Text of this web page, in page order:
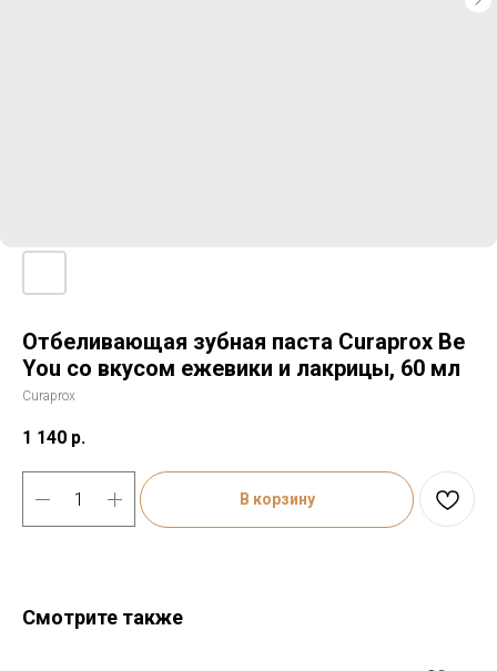
Отбеливающая зубная паста Curaprox Be
You со вкусом ежевики и лакрицы, 60 мл
Curaprox
1 140 р.
В корзину
Смотрите также